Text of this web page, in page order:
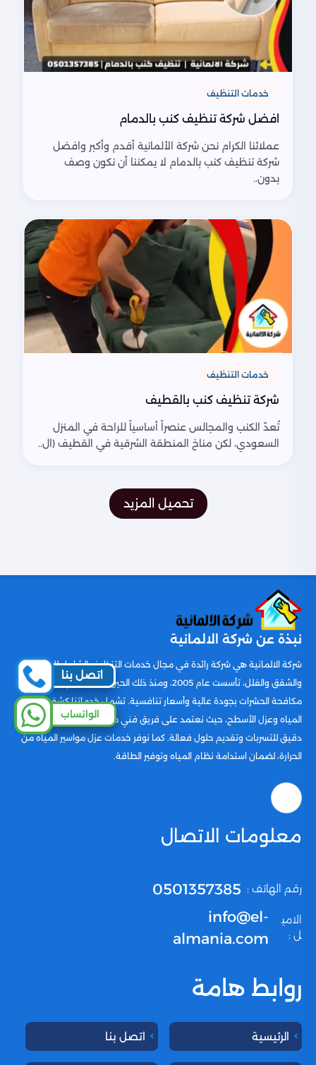
خدمات التنظيف
افضل شركة تنظيف كنب بالدمام
عملائنا الكرام نحن شركة الألمانية أقدم وأكبر وافضل
شركة تنظيف كنب بالدمام لا يمكننا أن نكون وصف
بدون..
خدمات التنظيف
شركة تنظيف كنب بالقطيف
تُعدّ الكنب والمجالس عنصراً أساسياً للراحة في المنزل
السعودي، لكن مناخ المنطقة الشرقية في القطيف (ال..
تحميل المزيد
نبذة عن شركة الالمانية
شركة الالمانية هي شركة رائدة في مجال خدمات التنظيف الشامل للمنازل
والشقق والفلل، تأسست عام 2005، ومنذ ذلك الحين ونحن نقدم ايضا خدمات
مكافحة الحشرات بجودة عالية وأسعار تنافسية. تشمل خدماتنا كشف تسربات
المياه وعزل الأسطح، حيث نعتمد على فريق فني مدرب بإتقان لضمان تحديد
دقيق للتسربات وتقديم حلول فعالة. كما نوفر خدمات عزل مواسير المياه من
الحرارة، لضمان استدامة نظام المياه وتوفير الطاقة.
معلومات الاتصال
رقم الهاتف : 0501357385
الامي
ل :
info@el-
almania.com
روابط هامة
الرئيسية اتصل بنا
اتصل بنا
الواتساب